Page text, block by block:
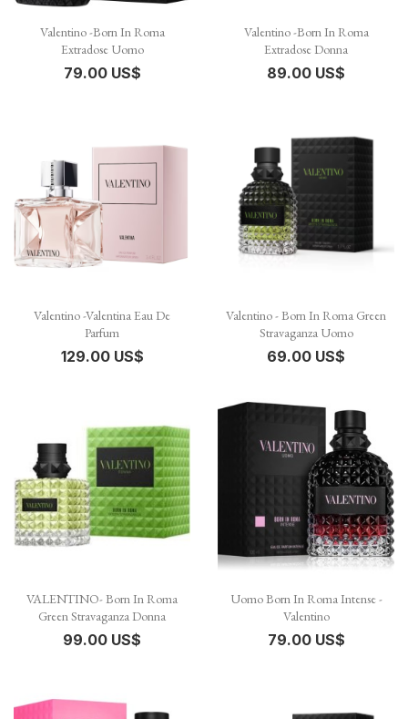
Valentino -Born In Roma
Extradose Uomo
79.00 US$
Valentino -Born In Roma
Extradose Donna
89.00 US$
Valentino -Valentina Eau De
Parfum
129.00 US$
Valentino - Born In Roma Green
Stravaganza Uomo
69.00 US$
VALENTINO- Born In Roma
Green Stravaganza Donna
99.00 US$
Uomo Born In Roma Intense -
Valentino
79.00 US$